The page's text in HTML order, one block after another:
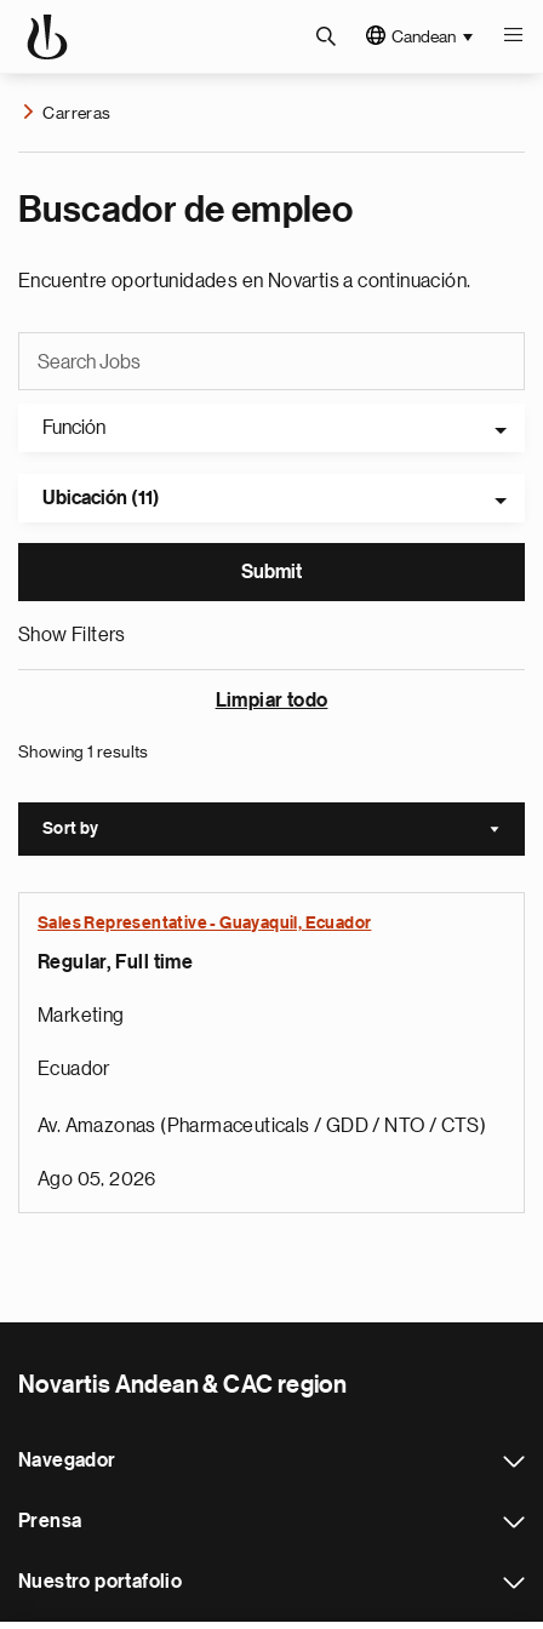
Candean
Carreras
Buscador de empleo
Encuentre oportunidades en Novartis a continuación.
Función
Ubicación (11)
Show Filters
Limpiar todo
Showing 1 results
Sort by Sort
Sales Representative - Guayaquil, Ecuador
Regular, Full time
Marketing
Ecuador
Av. Amazonas (Pharmaceuticals / GDD / NTO / CTS)
Ago 05, 2026
Novartis Andean & CAC region
Navegador
Prensa
Nuestro portafolio